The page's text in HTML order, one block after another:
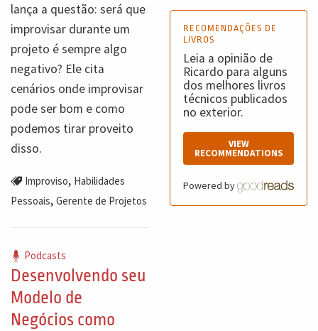
lança a questão: será que
improvisar durante um
projeto é sempre algo
negativo? Ele cita
cenários onde improvisar
pode ser bom e como
podemos tirar proveito
disso.
Improviso, Habilidades
Pessoais, Gerente de Projetos
Podcasts
Desenvolvendo seu
Modelo de
Negócios como
RECOMENDAÇÕES DE
LIVROS
Leia a opinião de
Ricardo para alguns
dos melhores livros
técnicos publicados
no exterior.
VIEW
RECOMMENDATIONS
Powered by